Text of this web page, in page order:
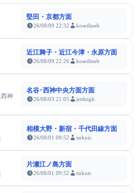
堅田・京都方面
26/08/09 22:32 koseilineb
近江舞子・近江今津・永原方面
26/08/09 22:26 koseilineb
神
名谷･西神中央方面方面
26/08/03 21:05 jettleigh
相模大野・新宿・千代田線方面
26/08/01 09:52 tsrknic
片瀬江ノ島方面
26/08/01 09:52 tsrknic